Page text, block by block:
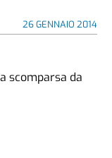
26 GENNAIO 2014